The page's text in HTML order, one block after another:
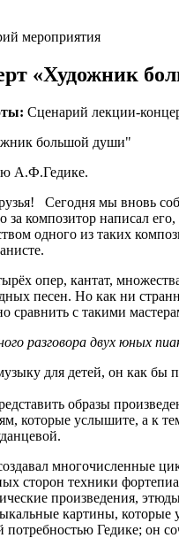
мероприятия
«Художник
Сценарий лекции-
большой души"
А.Ф.Гедике.
Сегодня мы вновь
за композитор написал
одного из таких
опер, кантат,
песен. Но как ни
сравнить с такими
разговора двух юных
для детей, он как бы
образы
которые услышите, а к
многочисленные
сторон техники
произведения,
картины,
потребностью Гедике; он